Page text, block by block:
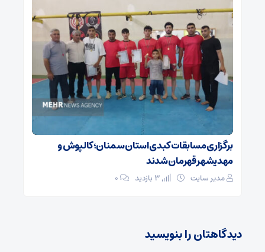
برگزاری مسابقات کبدی استان سمنان؛ کالپوش و
مهدیشهر قهرمان شدند
مدیر سایت ۰
دیدگاهتان را بنویسید